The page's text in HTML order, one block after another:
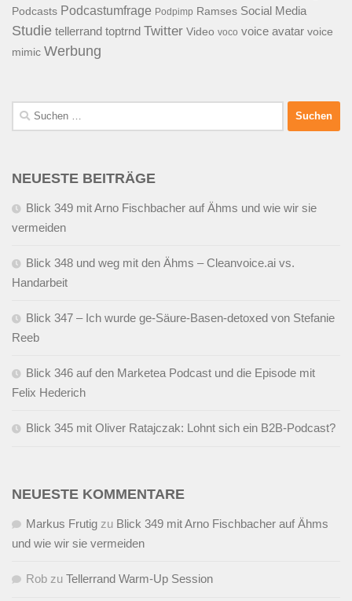
Podcasts Podcastumfrage Podpimp Ramses Social Media
Studie tellerrand toptrnd Twitter Video voco voice avatar voice
mimic Werbung
Suchen
nach:
NEUESTE BEITRÄGE
Blick 349 mit Arno Fischbacher auf Ähms und wie wir sie
vermeiden
Blick 348 und weg mit den Ähms – Cleanvoice.ai vs.
Handarbeit
Blick 347 – Ich wurde ge-Säure-Basen-detoxed von Stefanie
Reeb
Blick 346 auf den Marketea Podcast und die Episode mit
Felix Hederich
Blick 345 mit Oliver Ratajczak: Lohnt sich ein B2B-Podcast?
NEUESTE KOMMENTARE
Markus Frutig zu Blick 349 mit Arno Fischbacher auf Ähms
und wie wir sie vermeiden
Rob zu Tellerrand Warm-Up Session